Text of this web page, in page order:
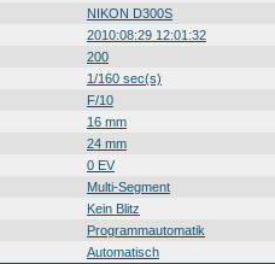
NIKON D300S
2010:08:29 12:01:32
200
1/160 sec(s)
F/10
16 mm
24 mm
0 EV
Multi-Segment
Kein Blitz
Programmautomatik
Automatisch